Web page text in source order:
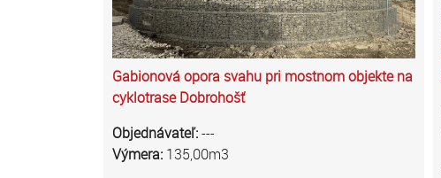
Gabionová opora svahu pri mostnom objekte na
cyklotrase Dobrohošť
Objednávateľ:---
Výmera: 135,00m3